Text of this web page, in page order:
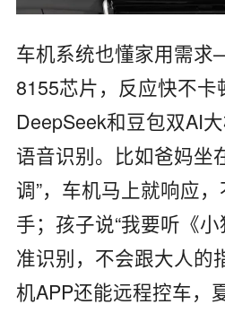
车机系统也懂家用需求
8155芯片，反应快不卡
DeepSeek和豆包双AI
语音识别。比如爸妈坐
调”，车机马上就响应
手；孩子说“我要听《小
准识别，不会跟大人的
机APP还能远程控车，